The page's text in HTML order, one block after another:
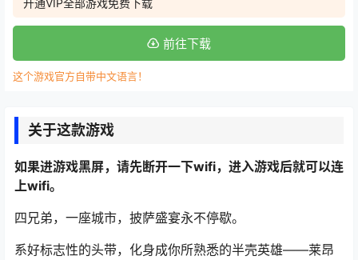
开通VIP全部游戏免费下载
前往下载
这个游戏官方自带中文语言！
关于这款游戏
如果进游戏黑屏，请先断开一下wifi，进入游戏后就可以连
上wifi。
四兄弟，一座城市，披萨盛宴永不停歇。
系好标志性的头带，化身成你所熟悉的半壳英雄——莱昂